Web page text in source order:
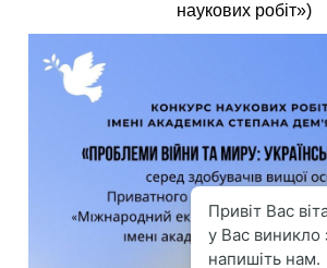
наукових робіт»)